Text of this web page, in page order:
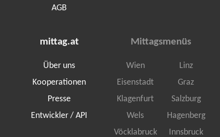
AGB
mittag.at
Über uns
Kooperationen
Presse
Entwickler / API
Mittagsmenüs
Wien
Linz
Eisenstadt
Graz
Klagenfurt
Salzburg
Wels
Hagenberg
Vöcklabruck
Innsbruck